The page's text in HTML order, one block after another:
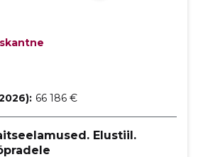
66 186 €
Elustiil.